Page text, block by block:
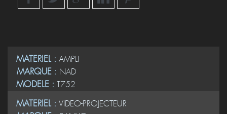
MATERIEL : AMPLI
MARQUE : NAD
MODELE : T752
MATERIEL : VIDEO-PROJECTEUR
MARQUE : SANYO